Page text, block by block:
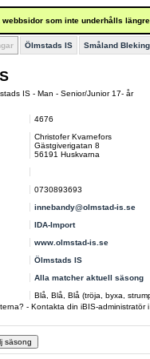
webbsidor som inte underhålls
Ölmstads IS Småland
IS - Man - Senior/Junior 17- år
4676
Christofer Kvarnefors
Gästgiverigatan 8
56191 Huskvarna
0730893693
innebandy@olmstad-is.se
IDA-Import
www.olmstad-is.se
Ölmstads IS
Alla matcher aktuell säsong
Blå, Blå, Blå (tröja, byxa,
- Kontakta din iBIS-administratör